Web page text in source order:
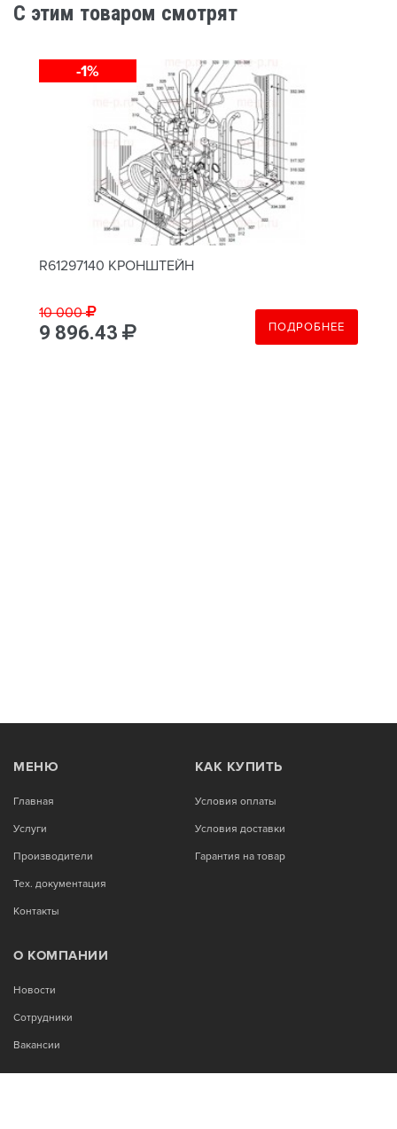
C этим товаром смотрят
-1%
R61297140 КРОНШТЕЙН
10 000
9 896.43 ПОДРОБНЕЕ
МЕНЮ
Главная
Услуги
Производители
Тех. документация
Контакты
КАК КУПИТЬ
Условия оплаты
Условия доставки
Гарантия на товар
О КОМПАНИИ
Новости
Сотрудники
Вакансии